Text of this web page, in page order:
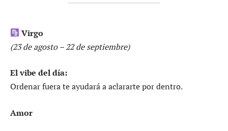
Virgo
(23 de agosto – 22 de septiembre)
El vibe del día:
Ordenar fuera te ayudará a aclararte por dentro.
Amor